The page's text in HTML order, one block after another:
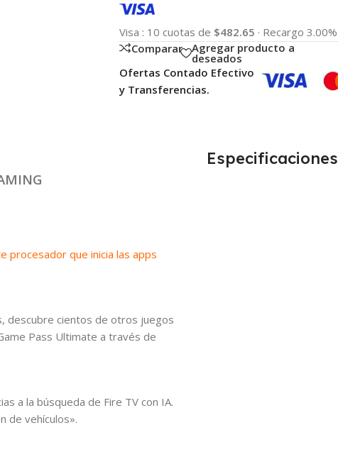
Visa : 10 cuotas de $482.65 · Recargo 3.00%
Comparar
Agregar producto a
deseados
Ofertas Contado Efectivo
y Transferencias.
procesador que inicia las apps
descubre cientos de otros juegos
Pass Ultimate a través de
a la búsqueda de Fire TV con IA.
de vehículos».
Especificaciones